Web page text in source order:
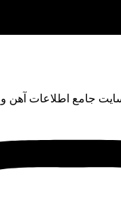
جامع اطلاعات آهن